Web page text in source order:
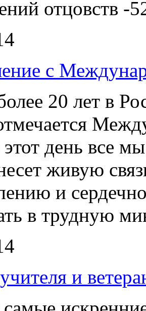
отцовств -
с
20 лет в
день все
живую
и
в трудную
и